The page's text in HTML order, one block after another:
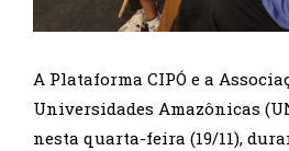
A Plataforma CIPÓ e a
Universidades Amazônicas
nesta quarta-feira (19/11),